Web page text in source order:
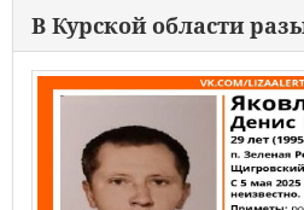
В Курской области